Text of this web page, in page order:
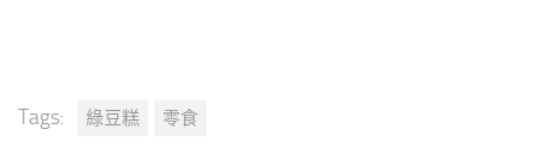
Tags: 綠豆糕 零食